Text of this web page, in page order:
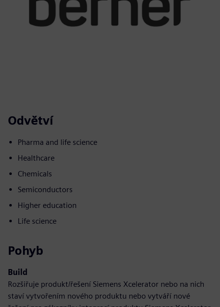
Odvětví
Pharma and life science
Healthcare
Chemicals
Semiconductors
Higher education
Life science
Pohyb
Build
Rozšiřuje produkt/řešení Siemens Xcelerator nebo na nich
staví vytvořením nového produktu nebo vytváří nové